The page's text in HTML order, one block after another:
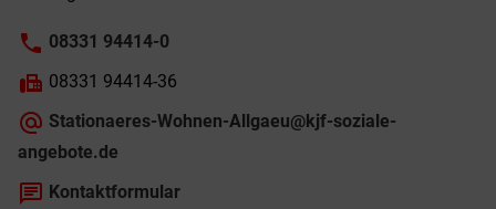
phone 08331 94414-0
fax 08331 94414-36
alternate_email Stationaeres-Wohnen-Allgaeu@kjf-soziale-
angebote.de
chat Kontaktformular